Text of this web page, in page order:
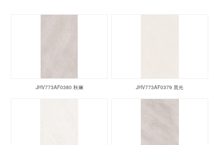
JHV773AF0380 秋斓 JHV773AF0379 晨光